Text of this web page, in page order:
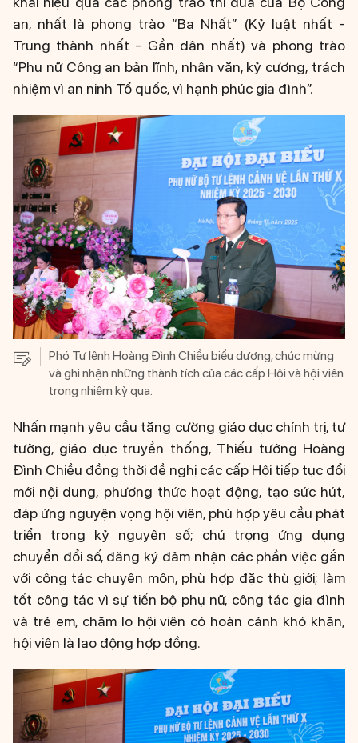
an, nhất là phong trào “Ba Nhất” (Kỷ luật nhất -
Trung thành nhất - Gần dân nhất) và phong trào
“Phụ nữ Công an bản lĩnh, nhân văn, kỷ cương, trách
nhiệm vì an ninh Tổ quốc, vì hạnh phúc gia đình”.
Phó Tư lệnh Hoàng Đình Chiều biểu dương, chúc mừng
và ghi nhận những thành tích của các cấp Hội và hội viên
trong nhiệm kỳ qua.
Nhấn mạnh yêu cầu tăng cường giáo dục chính trị, tư
tưởng, giáo dục truyền thống, Thiếu tướng Hoàng
Đình Chiều đồng thời đề nghị các cấp Hội tiếp tục đổi
mới nội dung, phương thức hoạt động, tạo sức hút,
đáp ứng nguyện vọng hội viên, phù hợp yêu cầu phát
triển trong kỷ nguyên số; chú trọng ứng dụng
chuyển đổi số, đăng ký đảm nhận các phần việc gắn
với công tác chuyên môn, phù hợp đặc thù giới; làm
tốt công tác vì sự tiến bộ phụ nữ, công tác gia đình
và trẻ em, chăm lo hội viên có hoàn cảnh khó khăn,
hội viên là lao động hợp đồng.